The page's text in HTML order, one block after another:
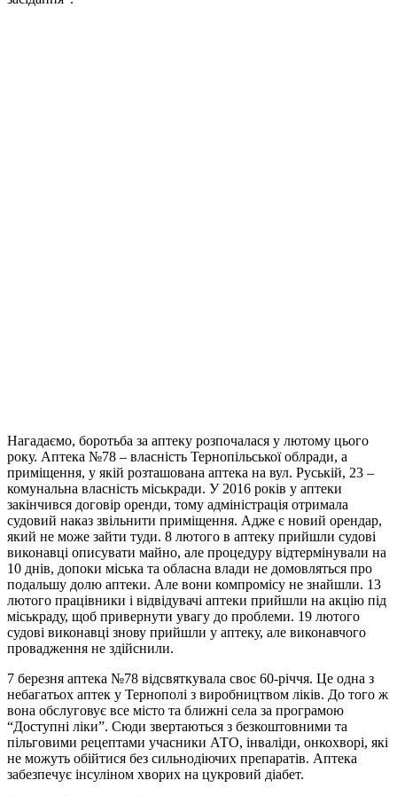
Нагадаємо, боротьба за аптеку розпочалася у лютому цього
року. Аптека №78 – власність Тернопільської облради, а
приміщення, у якій розташована аптека на вул. Руській, 23 –
комунальна власність міськради. У 2016 років у аптеки
закінчився договір оренди, тому адміністрація отримала
судовий наказ звільнити приміщення. Адже є новий орендар,
який не може зайти туди. 8 лютого в аптеку прийшли судові
виконавці описувати майно, але процедуру відтермінували на
10 днів, допоки міська та обласна влади не домовляться про
подальшу долю аптеки. Але вони компромісу не знайшли. 13
лютого працівники і відвідувачі аптеки прийшли на акцію під
міськраду, щоб привернути увагу до проблеми. 19 лютого
судові виконавці знову прийшли у аптеку, але виконавчого
провадження не здійснили.
7 березня аптека №78 відсвяткувала своє 60-річчя. Це одна з
небагатьох аптек у Тернополі з виробництвом ліків. До того ж
вона обслуговує все місто та ближні села за програмою
“Доступні ліки”. Сюди звертаються з безкоштовними та
пільговими рецептами учасники АТО, інваліди, онкохворі, які
не можуть обійтися без сильнодіючих препаратів. Аптека
забезпечує інсуліном хворих на цукровий діабет.